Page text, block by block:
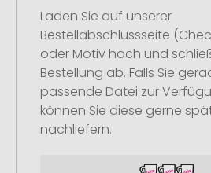
Laden Sie auf unserer
Bestellabschlussseite
oder Motiv hoch und
Bestellung ab. Falls Sie
passende Datei zur
können Sie diese gerne
nachliefern.